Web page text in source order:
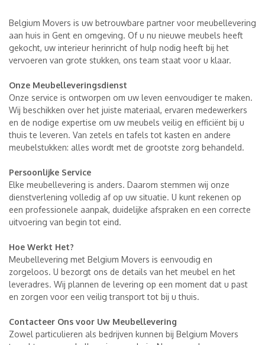
Belgium Movers is uw betrouwbare partner voor meubellevering
aan huis in Gent en omgeving. Of u nu nieuwe meubels heeft
gekocht, uw interieur herinricht of hulp nodig heeft bij het
vervoeren van grote stukken, ons team staat voor u klaar.
Onze Meubelleveringsdienst
Onze service is ontworpen om uw leven eenvoudiger te maken.
Wij beschikken over het juiste materiaal, ervaren medewerkers
en de nodige expertise om uw meubels veilig en efficiënt bij u
thuis te leveren. Van zetels en tafels tot kasten en andere
meubelstukken: alles wordt met de grootste zorg behandeld.
Persoonlijke Service
Elke meubellevering is anders. Daarom stemmen wij onze
dienstverlening volledig af op uw situatie. U kunt rekenen op
een professionele aanpak, duidelijke afspraken en een correcte
uitvoering van begin tot eind.
Hoe Werkt Het?
Meubellevering met Belgium Movers is eenvoudig en
zorgeloos. U bezorgt ons de details van het meubel en het
leveradres. Wij plannen de levering op een moment dat u past
en zorgen voor een veilig transport tot bij u thuis.
Contacteer Ons voor Uw Meubellevering
Zowel particulieren als bedrijven kunnen bij Belgium Movers